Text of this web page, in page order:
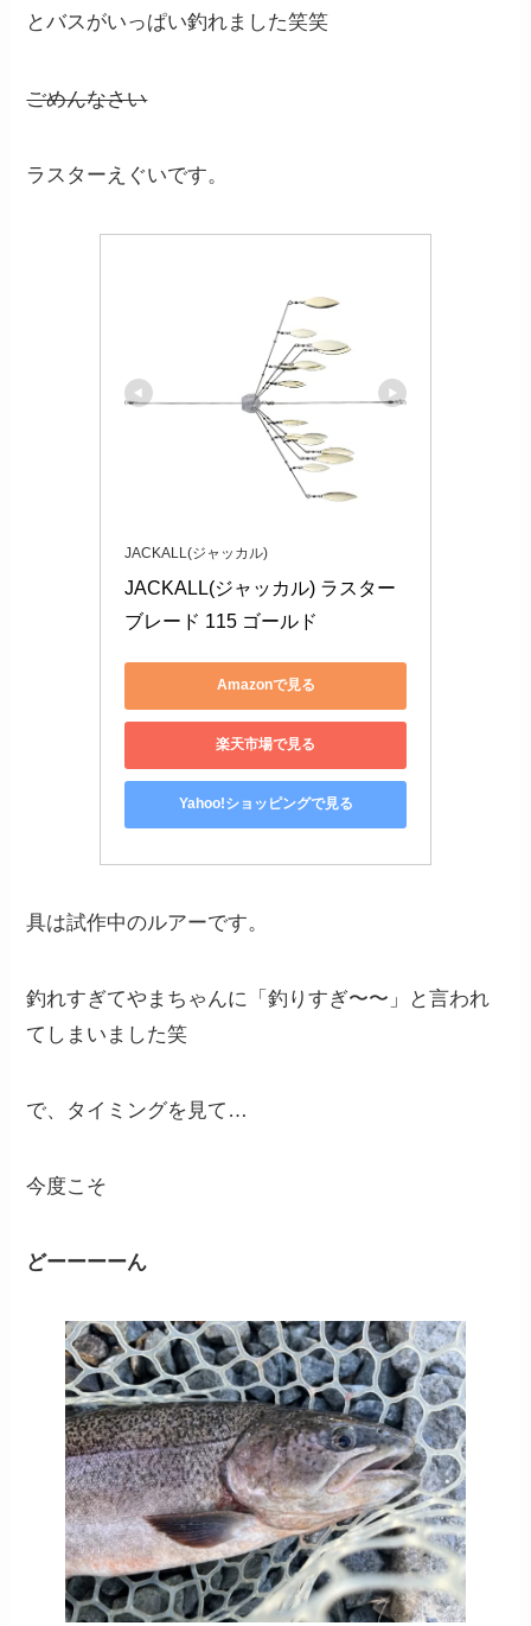
とバスがいっぱい釣れました笑笑
ごめんなさい
ラスターえぐいです。
JACKALL(ジャッカル)
JACKALL(ジャッカル) ラスター
ブレード 115 ゴールド
Amazonで見る
楽天市場で見る
Yahoo!ショッピングで見る
具は試作中のルアーです。
釣れすぎてやまちゃんに「釣りすぎ〜〜」と言われ
てしまいました笑
で、タイミングを見て…
今度こそ
どーーーーん